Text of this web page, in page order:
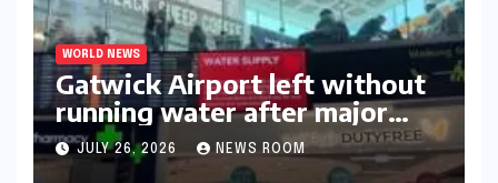
WORLD NEWS
Gatwick Airport left without
running water after major
outage​​
JULY 26, 2026 NEWS ROOM